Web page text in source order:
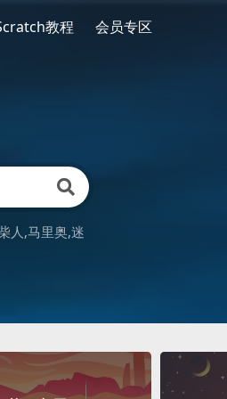
教程 会员专区
人 马里奥 迷